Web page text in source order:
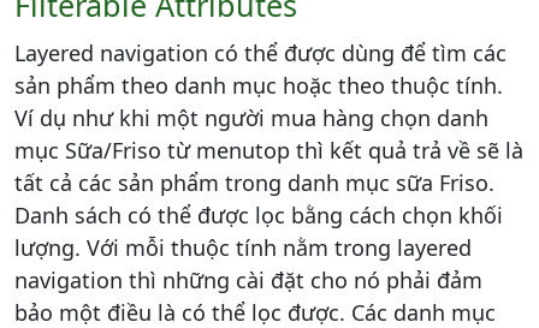
Layered navigation có thể được dùng để tìm các
sản phẩm theo danh mục hoặc theo thuộc tính.
Ví dụ như khi một người mua hàng chọn danh
mục Sữa/Friso từ menutop thì kết quả trả về sẽ là
tất cả các sản phẩm trong danh mục sữa Friso.
Danh sách có thể được lọc bằng cách chọn khối
lượng. Với mỗi thuộc tính nằm trong layered
navigation thì những cài đặt cho nó phải đảm
bảo một điều là có thể lọc được. Các danh mục